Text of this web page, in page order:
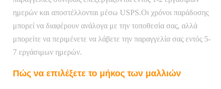
ημερών και αποστέλλονται μέσω USPS.Οι χρόνοι παράδοσης
μπορεί να διαφέρουν ανάλογα με την τοποθεσία σας, αλλά
μπορείτε να περιμένετε να λάβετε την παραγγελία σας εντός 5-
7 εργάσιμων ημερών.
Πώς να επιλέξετε το μήκος των μαλλιών